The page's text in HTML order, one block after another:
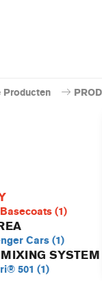
Producten
(1)
Cars (1)
SYSTEM
501 (1)